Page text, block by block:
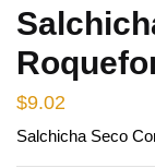
$9.02
Salchicha ​​Seco